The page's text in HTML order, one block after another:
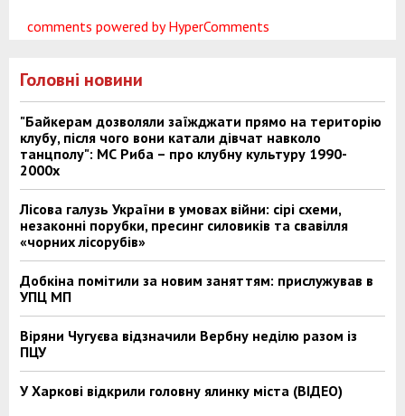
comments powered by HyperComments
Головні новини
"Байкерам дозволяли заїжджати прямо на територію
клубу, після чого вони катали дівчат навколо
танцполу": МС Риба – про клубну культуру 1990-
2000х
Лісова галузь України в умовах війни: сірі схеми,
незаконні порубки, пресинг силовиків та свавілля
«чорних лісорубів»
Добкіна помітили за новим заняттям: прислужував в
УПЦ МП
Віряни Чугуєва відзначили Вербну неділю разом із
ПЦУ
У Харкові відкрили головну ялинку міста (ВІДЕО)